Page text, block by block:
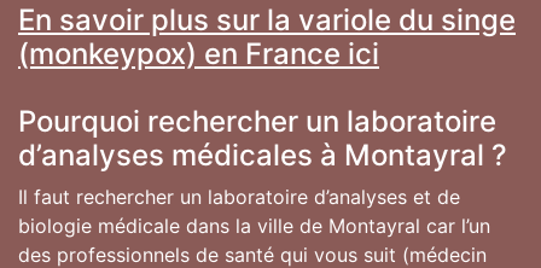
En savoir plus sur la variole du singe
(monkeypox) en France ici
Pourquoi rechercher un laboratoire
d’analyses médicales à Montayral ?
Il faut rechercher un laboratoire d’analyses et de
biologie médicale dans la ville de Montayral car l’un
des professionnels de santé qui vous suit (médecin